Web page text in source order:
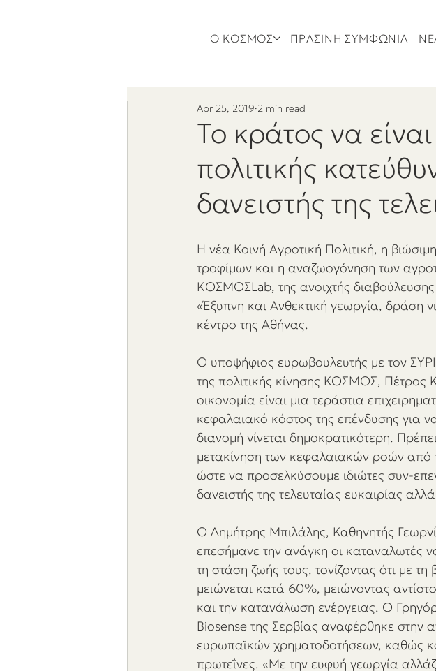
Ο ΚΟΣΜΟΣ ΠΡΑΣΙΝΗ ΣΥΜΦΩΝΙΑ
Το κράτος να
πολιτικής
δανειστής της
Apr 25, 2019 2 min read
Η νέα Κοινή Αγροτική Πολιτική, η
τροφίμων και η αναζωογόνηση των
KΟΣΜΟΣLab, της ανοιχτής
«Έξυπνη και Ανθεκτική γεωργία, δράση
κέντρο της Αθήνας.
Ο υποψήφιος ευρωβουλευτής με τον
της πολιτικής κίνησης ΚΟΣΜΟΣ,
οικονομία είναι μια τεράστια
κεφαλαιακό κόστος της επένδυσης για
διανομή γίνεται δημοκρατικότερη.
μετακίνηση των κεφαλαιακών ροών από
ώστε να προσελκύσουμε ιδιώτες συν-
δανειστής της τελευταίας ευκαιρίας
O Δημήτρης Μπιλάλης, Καθηγητής
επεσήμανε την ανάγκη οι καταναλωτές
τη στάση ζωής τους, τονίζοντας ότι με
μειώνεται κατά 60%, μειώνοντας
και την κατανάλωση ενέργειας. Ο
Biosense της Σερβίας αναφέρθηκε στην
ευρωπαϊκών χρηματοδοτήσεων, καθώς
πρωτεΐνες. «Με την ευφυή γεωργία